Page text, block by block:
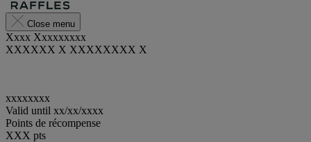
Close menu
Xxxx Xxxxxxxxx
XXXXXX X XXXXXXXX X
xxxxxxxx
Valid until xx/xx/xxxx
Points de récompense
XXX pts